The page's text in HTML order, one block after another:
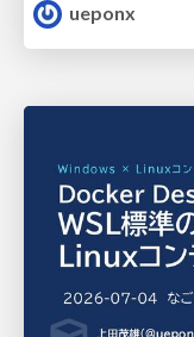
ueponx